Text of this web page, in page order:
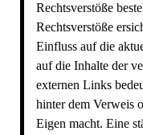
Rechtsverstöße
Rechtsverstöße
Einfluss auf die
auf die Inhalte der
externen Links
hinter dem Verweis
Eigen macht. Eine